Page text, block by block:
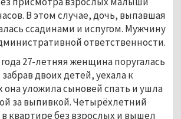
В этом случае, дочь, выпавшая
ссадинами и испугом. Мужчину
ответственности.
27-летняя женщина поругалась
двоих детей, уехала к
она уложила сыновей спать и ушла
за выпивкой. Четырёхлетний
квартире без взрослых и вышел